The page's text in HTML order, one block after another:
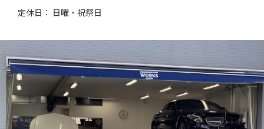
定休日： 日曜・祝祭日